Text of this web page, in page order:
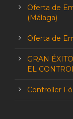
Oferta de
(Málaga)
Oferta de
GRAN
EL
Controller